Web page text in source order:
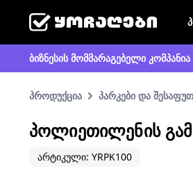
ბიზნესის მომმარაგებელი კომპანია
პროდუქცია პარკები და
ᲞᲝᲚᲘᲔᲗᲘᲚᲔᲜᲘᲡ
არტიკული: YRPK100